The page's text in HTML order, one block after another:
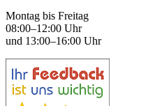
Montag bis Freitag
08:00–12:00 Uhr
und 13:00–16:00 Uhr